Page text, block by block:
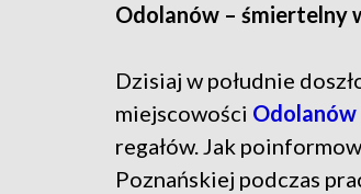
Odolanów – śmiertelny
Dzisiaj w południe
miejscowości Odolanów
regałów. Jak
Poznańskiej podczas